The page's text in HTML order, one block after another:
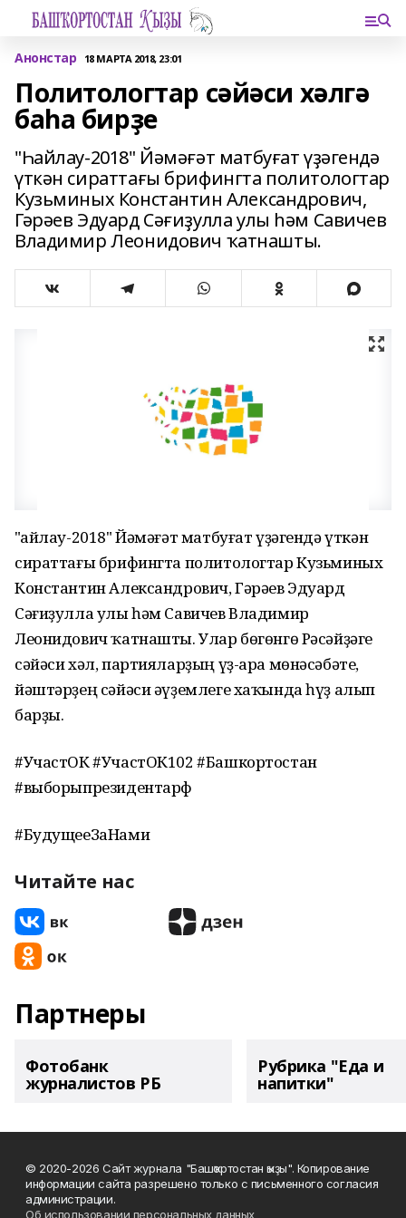
Анонстар 18 МАРТА 2018, 23:01
Политологтар сәйәси хәлгә
баһа бирҙе
"Һайлау-2018" Йәмәғәт матбуғат үҙәгендә
үткән сираттағы брифингта политологтар
Кузьминых Константин Александрович,
Гәрәев Эдуард Сәғиҙулла улы һәм Савичев
Владимир Леонидович ҡатнашты.
"Һайлау-2018" Йәмәғәт матбуғат үҙәгендә үткән
сираттағы брифингта политологтар Кузьминых
Константин Александрович, Гәрәев Эдуард
Сәғиҙулла улы һәм Савичев Владимир
Леонидович ҡатнашты. Улар бөгөнгө Рәсәйҙәге
сәйәси хәл, партияларҙың үҙ-ара мөнәсәбәте,
йәштәрҙең сәйәси әүҙемлеге хаҡында һүҙ алып
барҙы.
#УчастОК #УчастОК102 #Башкортостан
#выборыпрезидентарф
#БудущееЗаНами
Читайте нас
Партнеры
Фотобанк
журналистов РБ
Рубрика "Еда и
напитки"
© 2020-2026 Сайт журнала "Башҡортостан ҡыҙы". Копирование
информации сайта разрешено только с письменного согласия
администрации.
Об использовании персональных данных